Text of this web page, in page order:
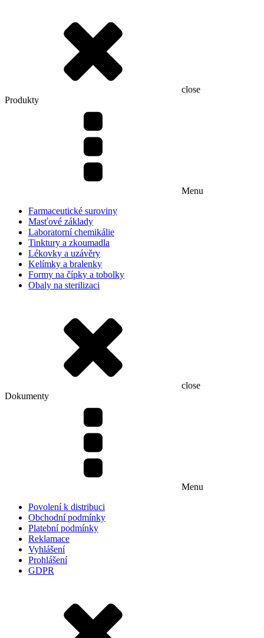
close
Produkty
Menu
Farmaceutické suroviny
Masťové základy
Laboratorní chemikálie
Tinktury a zkoumadla
Lékovky a uzávěry
Kelímky a bralenky
Formy na čípky a tobolky
Obaly na sterilizaci
close
Dokumenty
Menu
Povolení k distribuci
Obchodní podmínky
Platební podmínky
Reklamace
Vyhlášení
Prohlášení
GDPR